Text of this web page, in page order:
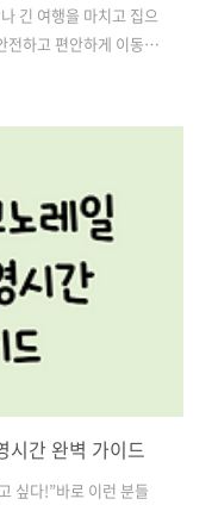
긴 여행을 마치고 집으
전하고 편안하게 이동하
면 대중교통이 끊겨버
안내해드립니다. 전화
천공항 택시 예약 방
4. 인천공항 택시 예약
시 예약이 필요한 이
시간 완벽 가이드
싶다!”바로 이런 분들